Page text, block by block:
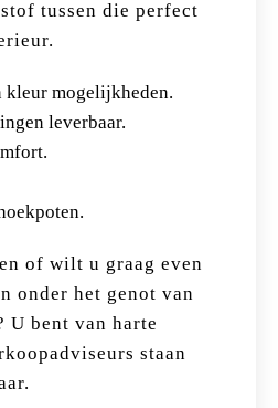
tussen die perfect
kleur mogelijkheden.
leverbaar.
of wilt u graag even
onder het genot van
U bent van harte
staan